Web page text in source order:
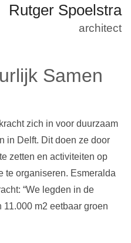
Rutger Spoelstra
architect
Samen
zich in voor duurzaam
in Delft. Dit doen ze door
zetten en activiteiten op
te organiseren. Esmeralda
“We legden in de
m2 eetbaar groen